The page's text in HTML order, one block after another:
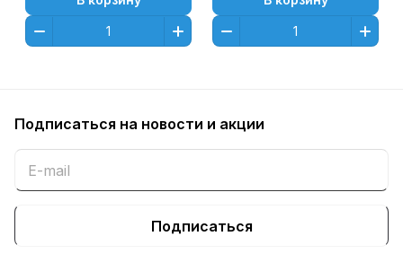
Подписаться на новости и акции
Подписаться